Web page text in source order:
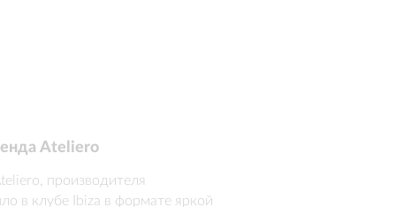
вечерняя программа
Ateliero
производителя
в клубе Ibiza в формате яркой